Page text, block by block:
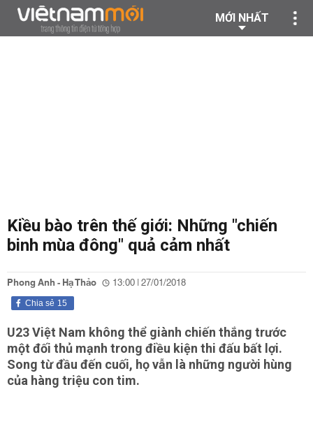
MỚI NHẤT
Kiều bào trên thế giới: Những "chiến
binh mùa đông" quả cảm nhất
Phong Anh - Hạ Thảo 13:00 | 27/01/2018
15
Chia sẻ
U23 Việt Nam không thể giành chiến thắng trước
một đối thủ mạnh trong điều kiện thi đấu bất lợi.
Song từ đầu đến cuối, họ vẫn là những người hùng
của hàng triệu con tim.